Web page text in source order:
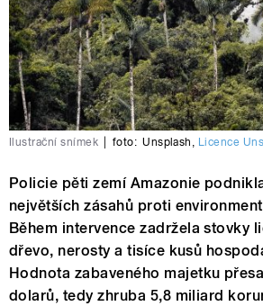
Ilustrační snímek foto: Unsplash , Licence
Policie pěti zemí Amazonie
největších zásahů proti
Během intervence zadržela stovky
dřevo, nerosty a tisíce kusů
Hodnota zabaveného majetku
dolarů, tedy zhruba 5,8 miliard